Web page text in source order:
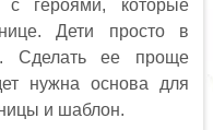
героями, которые
Дети просто в
Сделать ее проще
нужна основа для
и шаблон.